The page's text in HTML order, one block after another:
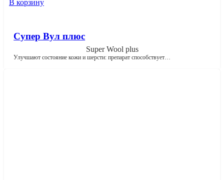
В корзину
Супер Вул плюс
Super Wool plus
Улучшают состояние кожи и шерсти: препарат способствует…